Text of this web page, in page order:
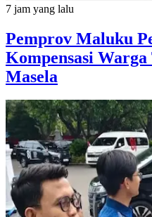
7 jam yang lalu
Pemprov Maluku
Kompensasi
Masela